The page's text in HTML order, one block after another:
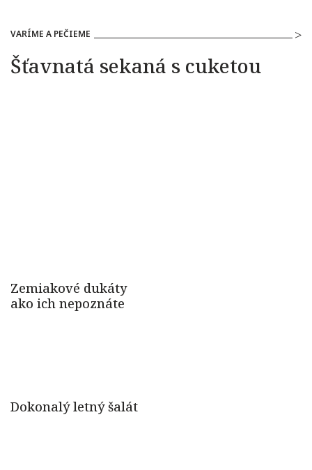
VARÍME A PEČIEME